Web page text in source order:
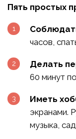
Пять простых
часов,
Делать
60 минут
Иметь
экранами.
музыка, сад